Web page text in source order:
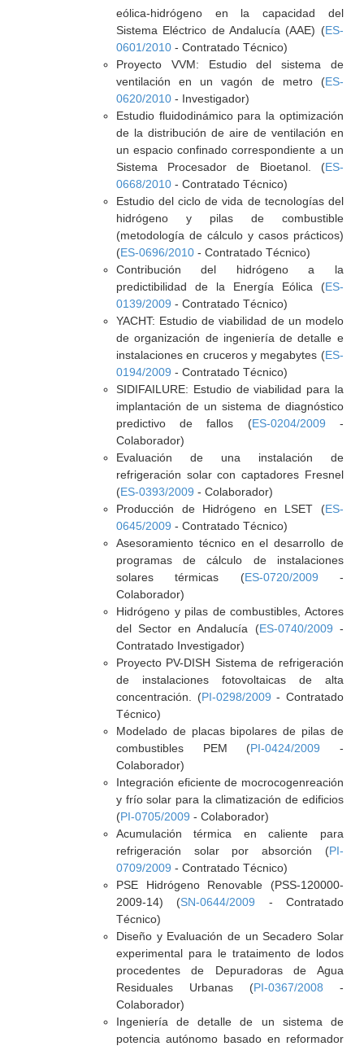
eólica-hidrógeno en la capacidad del
Sistema Eléctrico de Andalucía (AAE) (ES-
0601/2010- Contratado Técnico)
Proyecto VVM: Estudio del sistema de
ventilación en un vagón de metro (ES-
0620/2010- Investigador)
Estudio fluidodinámico para la optimización
de la distribución de aire de ventilación en
un espacio confinado correspondiente a un
Sistema Procesador de Bioetanol. (ES-
0668/2010- Contratado Técnico)
Estudio del ciclo de vida de tecnologías del
hidrógeno y pilas de combustible
(metodología de cálculo y casos prácticos)
(ES-0696/2010- Contratado Técnico)
Contribución del hidrógeno a la
predictibilidad de la Energía Eólica (ES-
0139/2009 - Contratado Técnico)
YACHT: Estudio de viabilidad de un modelo
de organización de ingeniería de detalle e
instalaciones en cruceros y megabytes (ES-
0194/2009 - Contratado Técnico)
SIDIFAILURE: Estudio de viabilidad para la
implantación de un sistema de diagnóstico
predictivo de fallos (ES-0204/2009 -
Colaborador)
Evaluación de una instalación de
refrigeración solar con captadores Fresnel
(ES-0393/2009 - Colaborador)
Producción de Hidrógeno en LSET (ES-
0645/2009 - Contratado Técnico)
Asesoramiento técnico en el desarrollo de
programas de cálculo de instalaciones
solares térmicas (ES-0720/2009 -
Colaborador)
Hidrógeno y pilas de combustibles, Actores
del Sector en Andalucía (ES-0740/2009 -
Contratado Investigador)
Proyecto PV-DISH Sistema de refrigeración
de instalaciones fotovoltaicas de alta
concentración. (PI-0298/2009 - Contratado
Técnico)
Modelado de placas bipolares de pilas de
combustibles PEM (PI-0424/2009 -
Colaborador)
Integración eficiente de mocrocogenreación
y frío solar para la climatización de edificios
(PI-0705/2009 - Colaborador)
Acumulación térmica en caliente para
refrigeración solar por absorción (PI-
0709/2009 - Contratado Técnico)
PSE Hidrógeno Renovable (PSS-120000-
2009-14) (SN-0644/2009 - Contratado
Técnico)
Diseño y Evaluación de un Secadero Solar
experimental para le trataimento de lodos
procedentes de Depuradoras de Agua
Residuales Urbanas (PI-0367/2008 -
Colaborador)
Ingeniería de detalle de un sistema de
potencia autónomo basado en reformador